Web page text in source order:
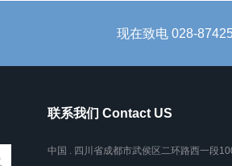
现在致电 028-
联系我们 Contact US
中国 . 四川省成都市武侯区二环路西一段